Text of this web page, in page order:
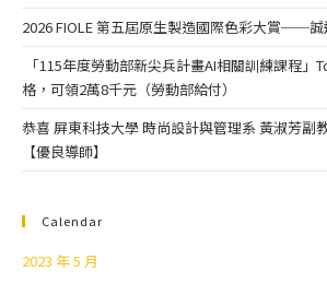
2026 FIOLE 第五屆原生製造國際色彩大賞──
「115年度勞動部新尖兵計畫AI相關訓練課程」
格，可領2萬8千元（勞動部給付）
恭喜 屏東科技大學 時尚設計與管理系 黃淑芳副
【優良導師】
Calendar
2023 年 5 月